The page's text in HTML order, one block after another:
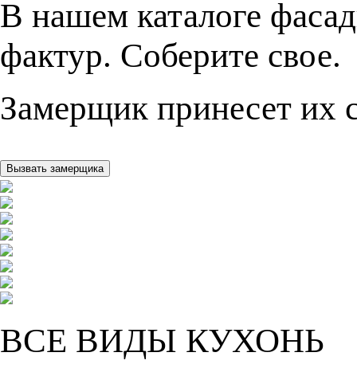
В нашем каталоге
фактур. Соберите свое.
Замерщик принесет их
ВСЕ ВИДЫ КУХОНЬ